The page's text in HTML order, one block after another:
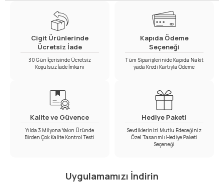
Cigit Ürünlerinde
Ücretsiz İade
30 Gün İçerisinde Ücretsiz
Koşulsuz İade İmkanı
Kapıda Ödeme
Seçeneği
Tüm Siparişlerinide Kapıda Nakit
yada Kredi Kartıyla Ödeme
Kalite ve Güvence
Yılda 3 Milyona Yakın Üründe
Birden Çok Kalite Kontrol Testi
Hediye Paketi
Sevdiklerinizi Mutlu Edeceğiniz
Özel Tasarımlı Hediye Paketi
Seçeneği
Uygulamamızı İndirin